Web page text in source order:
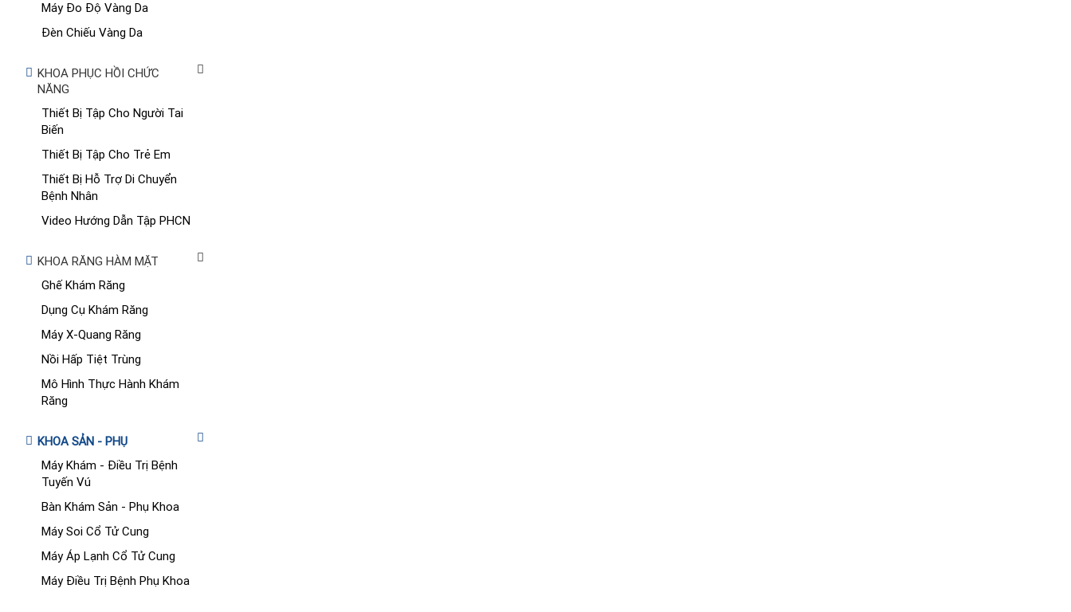
Máy Đo Độ Vàng Da
Đèn Chiếu Vàng Da
KHOA PHỤC HỒI CHỨC
NĂNG
Thiết Bị Tập Cho Người Tai
Biến
Thiết Bị Tập Cho Trẻ Em
Thiết Bị Hỗ Trợ Di Chuyển
Bệnh Nhân
Video Hướng Dẫn Tập PHCN
KHOA RĂNG HÀM MẶT
Ghế Khám Răng
Dụng Cụ Khám Răng
Máy X-Quang Răng
Nồi Hấp Tiệt Trùng
Mô Hình Thực Hành Khám
Răng
KHOA SẢN - PHỤ
Máy Khám - Điều Trị Bệnh
Tuyến Vú
Bàn Khám Sản - Phụ Khoa
Máy Soi Cổ Tử Cung
Máy Áp Lạnh Cổ Tử Cung
Máy Điều Trị Bệnh Phụ Khoa